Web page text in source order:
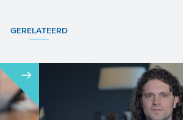
GERELATEERD